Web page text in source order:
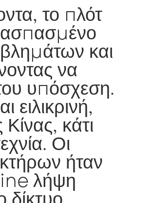
το πλότ
και
να
υπόσχεση.
κάτι
Οι
ήταν
λήψη